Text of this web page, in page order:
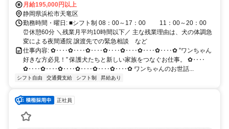
月給195,000円以上
静岡県浜松市天竜区
勤務時間・曜日: ■シフト制 08：00～17：00 11：00～20：00
⏰休憩60分 ＼残業月平均10時間以下／ 主な残業理由は、犬の体調急
変による夜間通院 譲渡先での緊急相談 など
仕事内容: ✿‥‥✿‥‥✿‥‥✿‥‥✿‥‥✿‥‥✿‥‥✿ ”ワンちゃん
好きな方必見！” 保護犬たちと新しい家族をつなぐお仕事。 ✿‥‥
✿‥‥✿‥‥✿‥‥✿‥‥✿‥‥✿‥‥✿ ワンちゃんのお世話...
シフト自由 交通費支給 シフト制 昇給あり
正社員